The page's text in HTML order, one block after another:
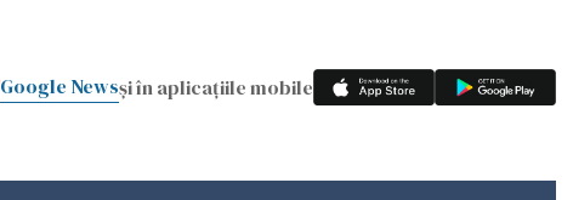
Google Newsși în aplicațiile mobile